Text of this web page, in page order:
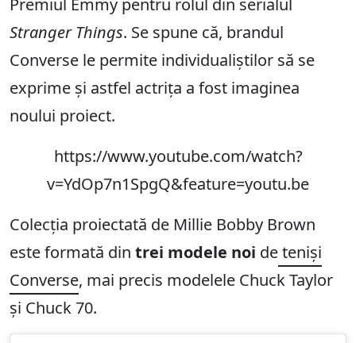
Premiul Emmy pentru rolul din serialul
Stranger Things. Se spune că, brandul
Converse le permite individualiștilor să se
exprime și astfel actrița a fost imaginea
noului proiect.
https://www.youtube.com/watch?
v=YdOp7n1SpgQ&feature=youtu.be
Colecția proiectată de Millie Bobby Brown
este formată din trei modele noi deteniși
Converse, mai precis modelele Chuck Taylor
și Chuck 70.